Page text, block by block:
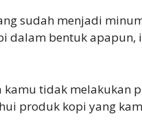
sudah menjadi
dalam bentuk
kamu tidak melakukan
produk kopi yang